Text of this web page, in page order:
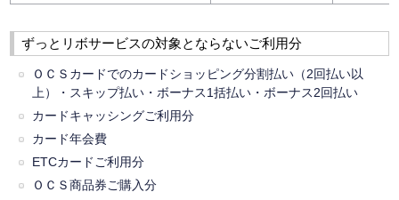
ずっとリボサービスの対象とならないご利用分
ＯＣＳカードでのカードショッピング分割払い（2回払い以
上）・スキップ払い・ボーナス1括払い・ボーナス2回払い
カードキャッシングご利用分
カード年会費
ETCカードご利用分
ＯＣＳ商品券ご購入分